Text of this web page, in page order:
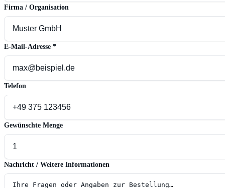
Firma / Organisation
E-Mail-Adresse *
Telefon
Gewünschte Menge
Nachricht / Weitere Informationen